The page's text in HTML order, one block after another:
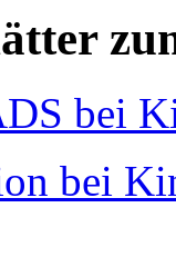
bei
bei